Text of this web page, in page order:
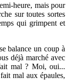
heure, mais pour
sur toutes sortes
qui grimpent et
balance un coup à
déjà marché avec
mal ? Moi, oui...
mal aux épaules,